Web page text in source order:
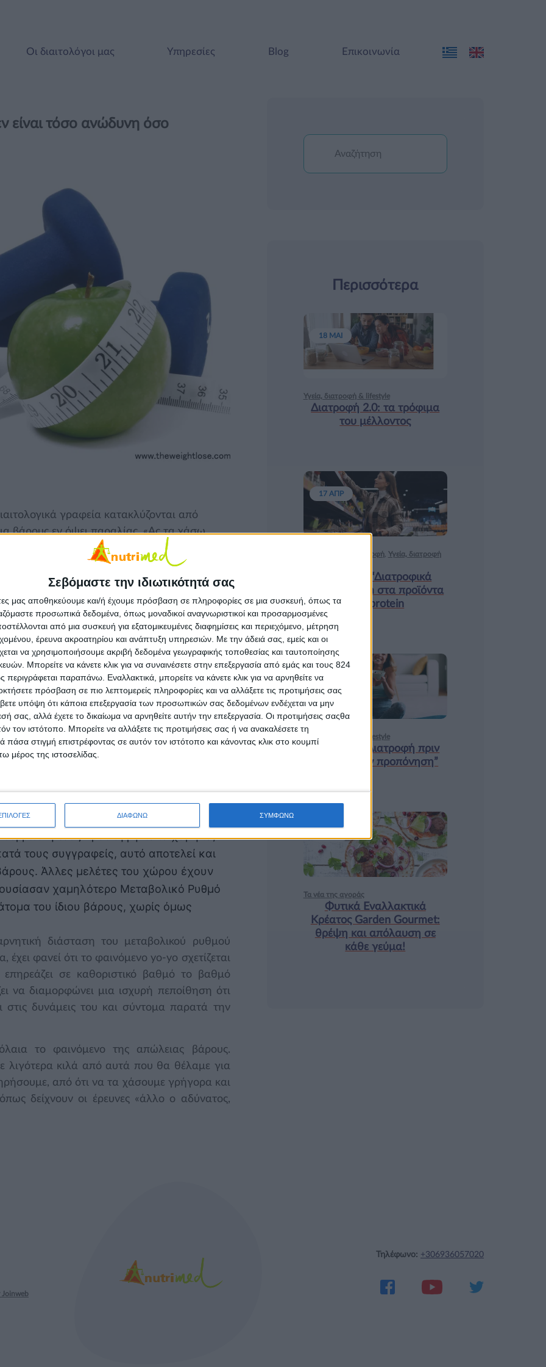
Σεβόμαστε την ιδιωτικότητά σας
μας αποθηκεύουμε και/ή έχουμε πρόσβαση σε πληροφορίες σε μια συσκευή, όπως τα
προσωπικά δεδομένα, όπως μοναδικοί αναγνωριστικοί και προσαρμοσμένες
από μια συσκευή για εξατομικευμένες διαφημίσεις και περιεχόμενο, μέτρηση
έρευνα ακροατηρίου και ανάπτυξη υπηρεσιών. Με την άδειά σας, εμείς και οι
να χρησιμοποιήσουμε ακριβή δεδομένα γεωγραφικής τοποθεσίας και ταυτοποίησης
Μπορείτε να κάνετε κλικ για να συναινέσετε στην επεξεργασία από εμάς και τους 824
παραπάνω. Εναλλακτικά, μπορείτε να κάνετε κλικ για να αρνηθείτε να
πρόσβαση σε πιο λεπτομερείς πληροφορίες και να αλλάξετε τις προτιμήσεις σας
υπόψη ότι κάποια επεξεργασία των προσωπικών σας δεδομένων ενδέχεται να μην
σας, αλλά έχετε το δικαίωμα να αρνηθείτε αυτήν την επεξεργασία. Οι προτιμήσεις σαςθα
τον ιστότοπο. Μπορείτε να αλλάξετε τις προτιμήσεις σας ή να ανακαλέσετε τη
στιγμή επιστρέφοντας σε αυτόν τον ιστότοπο και κάνοντας κλικ στο κουμπί
μέρος της ιστοσελίδας.
ΔΙΑΦΩΝΩ ΣΥΜΦΩΝΩ
Οι διαιτολόγοι μας Υπηρεσίες Blog Επικοινωνία
είναι τόσο ανώδυνη όσο
γραφεία κατακλύζονται από
βάρους εν όψει παραλίας. «Ας τα χάσω
χάλασε ο κόσμος», είναι μια συχνή
κι άλλοτε όχι. Όμως, αυτή η συχνή
είναι ευρύτερα γνωστό μήπως τελικά δεν
ο κόσμος» με την επαναπρόσληψη βάρους;
έρχεται να αναδείξει ένα καυτό θέμα
14 άτομα που πήραν μέρος στη
και κατάφεραν να χάσουν περίπου 50
Ωστόσο, όταν τους
ότι η πλειοψηφία των
Όμως, το ανησυχητικότερο όλων δεν
βάρος, αλλά ότι παρατηρήθηκε μια
Γνωρίζουμε ότι χάνοντας βάρος ο
πολύτιμους ιστούς (κυρίως λίπος,
με τα άτομα της μελέτης. Ωστόσο, όταν
κιλών που έχασαν, ο μεταβολισμός
της απώλειας. Πρακτικά, αυτό
θερμιδική τους πρόσληψη πολύ χαμηλά,
τους συγγραφείς, αυτό αποτελεί και
Άλλες μελέτες του χώρου έχουν
χαμηλότερο Μεταβολικό Ρυθμό
του ίδιου βάρους, χωρίς όμως
διάσταση του μεταβολικού ρυθμού
έχει φανεί ότι το φαινόμενο yo-yo σχετίζεται
σε καθοριστικό βαθμό το βαθμό
να διαμορφώνει μια ισχυρή πεποίθηση ότι
στις δυνάμεις του και σύντομα παρατά την
το φαινόμενο της απώλειας βάρους.
λιγότερα κιλά από αυτά που θα θέλαμε για
από ότι να τα χάσουμε γρήγορα και
δείχνουν οι έρευνες «άλλο ο αδύνατος,
Περισσότερα
Υγεία, διατροφή & lifestyle
Διατροφή 2.0: τα τρόφιμα
του μέλλοντος
18 ΜΑΙ
Ισορροπημένη διατροφή, Υγεία, διατροφή
Κεφάλαιο “Διατροφικά
trends”: zoοm στα προϊόντα
high protein
17 ΑΠΡ
Υγεία, διατροφή & lifestyle
Κεφάλαιο “Διατροφή πριν
και μετά την προπόνηση”
18 ΦΕΒ
Τα νέα της αγοράς
Φυτικά Εναλλακτικά
Κρέατος Garden Gourmet:
θρέψη και απόλαυση σε
κάθε γεύμα!
Joinweb
Τηλέφωνο: +306936057020